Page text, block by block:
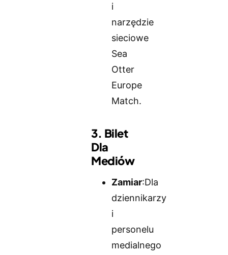
i
narzędzie
sieciowe
Sea
Otter
Europe
Match.
3. Bilet
Dla
Mediów
Zamiar:Dla
dziennikarzy
i
personelu
medialnego